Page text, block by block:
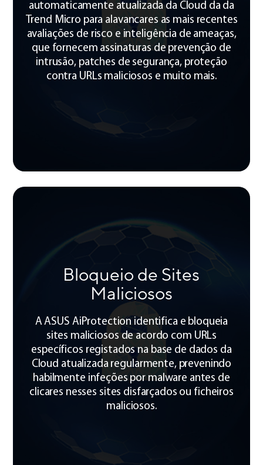
automaticamente atualizada da Cloud da da
Trend Micro para alavancares as mais recentes
avaliações de risco e inteligência de ameaças,
que fornecem assinaturas de prevenção de
intrusão, patches de segurança, proteção
contra URLs maliciosos e muito mais.
Bloqueio de Sites
Maliciosos
A ASUS AiProtection identifica e bloqueia
sites maliciosos de acordo com URLs
específicos registados na base de dados da
Cloud atualizada regularmente, prevenindo
habilmente infeções por malware antes de
clicares nesses sites disfarçados ou ficheiros
maliciosos.